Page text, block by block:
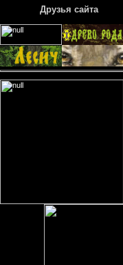
Друзья сайта